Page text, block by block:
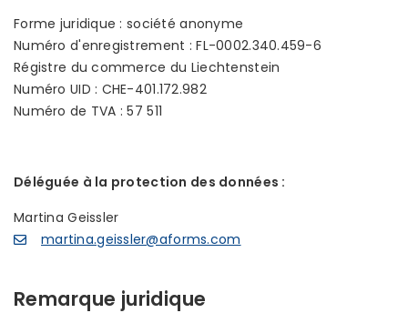
Forme juridique : société anonyme
Numéro d'enregistrement : FL-0002.340.459-6
Régistre du commerce du Liechtenstein
Numéro UID : CHE-401.172.982
Numéro de TVA : 57 511
Déléguée à la protection des données :
Martina Geissler
martina.geissler@aforms.com
Remarque juridique